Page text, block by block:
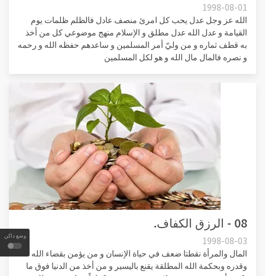
وضع داكن
1998-08-01
الله عز وجل عدل يحب كل امرئ منصف عادل فالظلم ظلمات يوم
القيامة و عدل الله عدل مطلق و الإسلام منهج موضوعي كل من أخذ
به قطف ثماره و من وليّ أمر المسلمين و ساعدهم حفظه الله و رحمه
و نصره فالمال مال الله و هو لكل المسلمين
08 - الرزق الكفاف.
1998-08-03
المال والمرأة نقطتا ضعف في حياة الإنسان و من يؤمن بقضاء الله
وقدره وبحكمة الله المطلقة يقنع باليسير و من أخذ من الدنيا فوق ما